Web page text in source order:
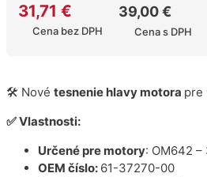
31,71 €
Cena bez DPH
39,00€
Cena s DPH
🛠️ Nové tesnenie hlavy motora pre
✅ Vlastnosti:
Určené pre motory: OM642 –
OEM číslo: 61-37270-00